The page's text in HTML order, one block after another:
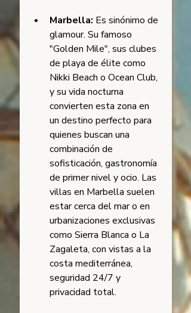
Marbella: Es sinónimo de
glamour. Su famoso
"Golden Mile", sus clubes
de playa de élite como
Nikki Beach o Ocean Club,
y su vida nocturna
convierten esta zona en
un destino perfecto para
quienes buscan una
combinación de
sofisticación, gastronomía
de primer nivel y ocio. Las
villas en Marbella suelen
estar cerca del mar o en
urbanizaciones exclusivas
como Sierra Blanca o La
Zagaleta, con vistas a la
costa mediterránea,
seguridad 24/7 y
privacidad total.